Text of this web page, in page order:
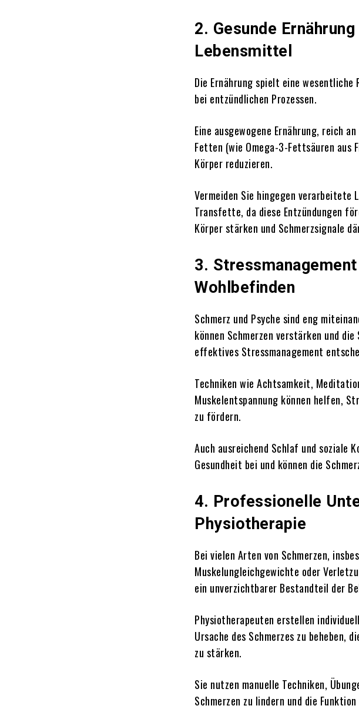
2. Gesunde
Lebensmittel
Die Ernährung spielt eine
bei entzündlichen Prozessen.
Eine ausgewogene Ernährung, reich
Fetten (wie Omega-3-Fettsäuren aus
Körper reduzieren.
Vermeiden Sie hingegen verarbeitete
Transfette, da diese Entzündungen
Körper stärken und Schmerzsignale
3.
Wohlbefinden
Schmerz und Psyche sind eng
können Schmerzen verstärken und
effektives Stressmanagement
Techniken wie Achtsamkeit,
Muskelentspannung können helfen,
zu fördern.
Auch ausreichend Schlaf und soziale
Gesundheit bei und können die
4. Professionelle
Physiotherapie
Bei vielen Arten von Schmerzen,
Muskelungleichgewichte oder
ein unverzichtbarer Bestandteil der
Physiotherapeuten erstellen
Ursache des Schmerzes zu beheben,
zu stärken.
Sie nutzen manuelle Techniken,
Schmerzen zu lindern und die